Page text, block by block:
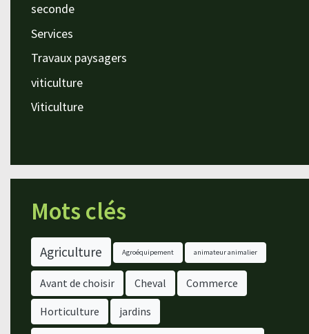
seconde
Services
Travaux paysagers
viticulture
Viticulture
Mots clés
Agriculture Agroéquipement animateur animalier
Avant de choisir Cheval Commerce
Horticulture jardins